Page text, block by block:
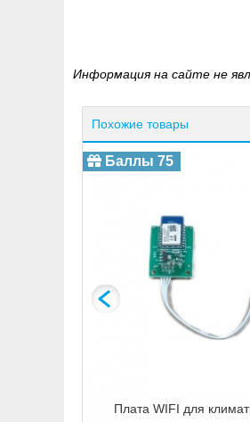
Информация на сайте не
Похожие товары
Плата WIFI для
Баллы 75